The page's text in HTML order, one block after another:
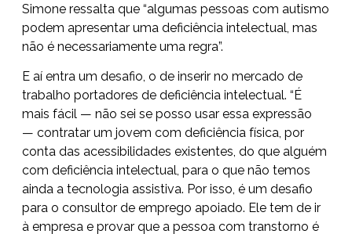
Simone ressalta que “algumas pessoas com autismo
podem apresentar uma deficiência intelectual, mas
não é necessariamente uma regra”.
E aí entra um desafio, o de inserir no mercado de
trabalho portadores de deficiência intelectual. “É
mais fácil — não sei se posso usar essa expressão
— contratar um jovem com deficiência física, por
conta das acessibilidades existentes, do que alguém
com deficiência intelectual, para o que não temos
ainda a tecnologia assistiva. Por isso, é um desafio
para o consultor de emprego apoiado. Ele tem de ir
à empresa e provar que a pessoa com transtorno é